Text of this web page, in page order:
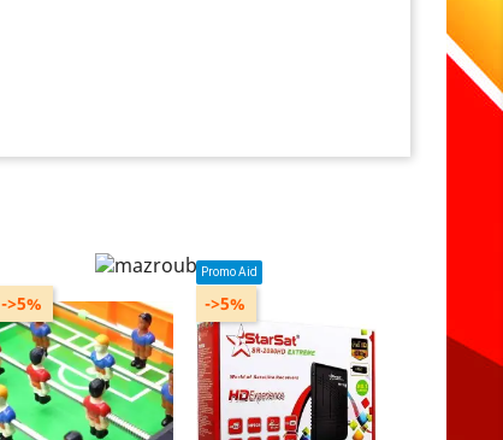
->5%
Modèle : grand format
Âges : à partir de 3 ans
Promo Aid
->5%
Abonnement : 12 mois